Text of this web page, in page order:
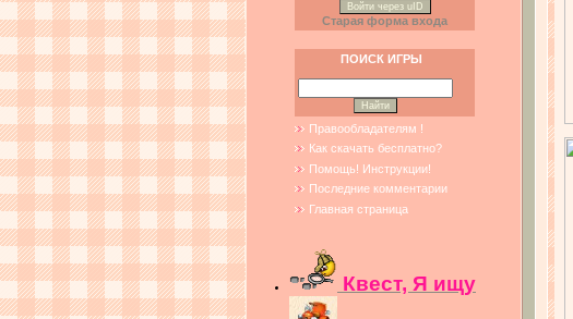
Войти через uID
Старая форма входа
ПОИСК ИГРЫ
Правообладателям !
Как скачать бесплатно?
Помощь! Инструкции!
Последние комментарии
Главная страница
Квест, Я ищу